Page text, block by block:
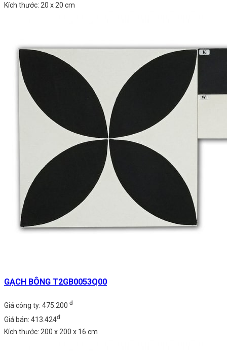
Kích thước: 20 x 20 cm
GẠCH BÔNG T2GB0053Q00
Giá công ty: 475.200 đ
Giá bán: 413.424đ
Kích thước: 200 x 200 x 16 cm